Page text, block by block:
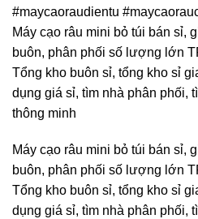
#maycaoraudientu
Máy cạo râu mini bỏ túi bán sỉ,
buôn, phân phối số lượng lớn
Tổng kho buôn sỉ, tổng kho sỉ
dụng giá sỉ, tìm nhà phân phối,
thông minh
Máy cạo râu mini bỏ túi bán sỉ,
buôn, phân phối số lượng lớn
Tổng kho buôn sỉ, tổng kho sỉ
dụng giá sỉ, tìm nhà phân phối,